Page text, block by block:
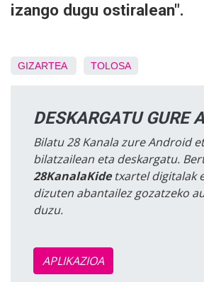
izango dugu ostiralean".
GIZARTEA TOLOSA
DESKARGATU GURE
Bilatu 28 Kanala zure Android
bilatzailean eta deskargatu.
28KanalaKidetxartel digitalak
dizuten abantailez gozatzeko
duzu.
APLIKAZIOA